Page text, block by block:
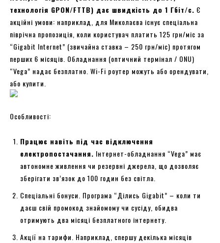
технологія GPON/FTTB) дає швидкість до 1 Гбіт/с. Є
акційні умови: наприклад, для Миколаєва існує спеціальна
піврічна пропозиція, коли користувач платить 125 грн/міс за
“Gigabit Internet” (звичайна ставка – 250 грн/міс) протягом
перших 6 місяців. Обладнання (оптичний термінал / ONU)
“Vega” надає безплатно. Wi-Fi роутер можуть або орендувати,
або купити.
Особливості:
Працює навіть під час відключення
електропостачання. Інтернет-обладнання “Vega” має
автономне живлення чи резервні джерела, що дозволяє
зберігати зв’язок до 100 годин без світла.
Спеціальні бонуси. Програма “Ділись Gigabit” – коли ти
даєш свій промокод знайомому чи сусіду, обидва
отримують два місяці безплатного інтернету.
Акції на тарифи. Наприклад, спершу декілька місяців